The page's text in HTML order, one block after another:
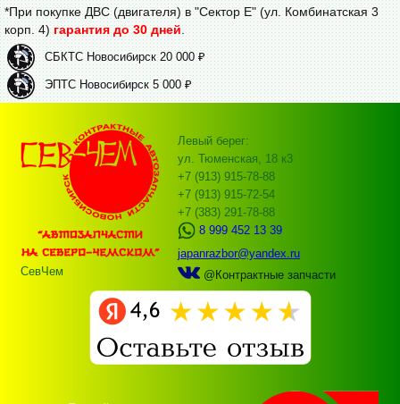
*При покупке ДВС (двигателя) в "Сектор Е" (ул. Комбинатская 3
корп. 4)гарантия до 30 дней.
СБКТС Новосибирск 20 000 ₽
ЭПТС Новосибирск 5 000 ₽
СевЧем
Левый берег:
ул. Тюменская, 18 к3
+7 (913) 915-78-88
+7 (913) 915-72-54
+7 (383) 291-78-88
8 999 452 13 39
japanrazbor@yandex.ru
@Контрактные запчасти